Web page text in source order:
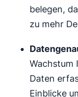
belegen,
zu mehr
Wachstum
Daten
Einblicke